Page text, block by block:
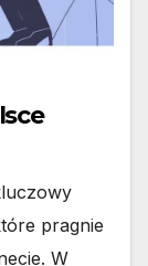
pragnie
W